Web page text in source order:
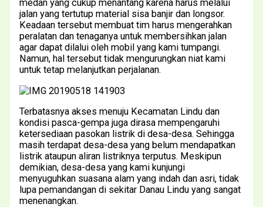
medan yang cukup menantang karena harus melalui
jalan yang tertutup material sisa banjir dan longsor.
Keadaan tersebut membuat tim harus mengerahkan
peralatan dan tenaganya untuk membersihkan jalan
agar dapat dilalui oleh mobil yang kami tumpangi.
Namun, hal tersebut tidak mengurungkan niat kami
untuk tetap melanjutkan perjalanan.
Terbatasnya akses menuju Kecamatan Lindu dan
kondisi pasca-gempa juga dirasa mempengaruhi
ketersediaan pasokan listrik di desa-desa. Sehingga
masih terdapat desa-desa yang belum mendapatkan
listrik ataupun aliran listriknya terputus. Meskipun
demikian, desa-desa yang kami kunjungi
menyuguhkan suasana alam yang indah dan asri, tidak
lupa pemandangan di sekitar Danau Lindu yang sangat
menenangkan.